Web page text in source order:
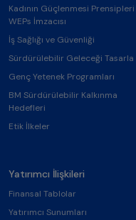
Kadının Güçlenmesi Prensipleri
WEPs İmzacısı
İş Sağlığı ve Güvenliği
Sürdürülebilir Geleceği Tasarla
Genç Yetenek Programları
BM Sürdürülebilir Kalkınma
Hedefleri
Etik İlkeler
Yatırımcı İlişkileri
Finansal Tablolar
Yatırımcı Sunumları